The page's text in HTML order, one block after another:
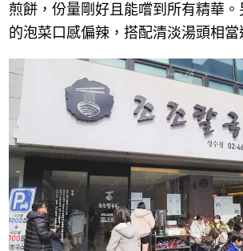
煎餅，份量剛好且能嚐到所有精華
的泡菜口感偏辣，搭配清淡湯頭相當